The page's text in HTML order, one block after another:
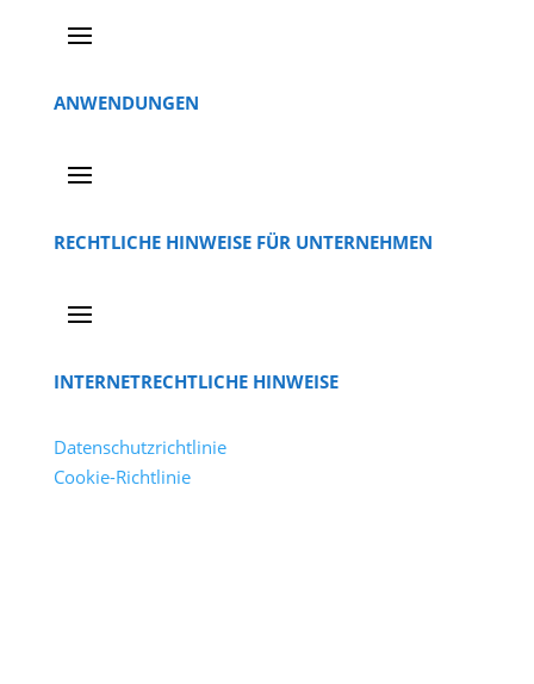
ANWENDUNGEN
RECHTLICHE HINWEISE FÜR UNTERNEHMEN
INTERNETRECHTLICHE HINWEISE
Datenschutzrichtlinie
Cookie-Richtlinie